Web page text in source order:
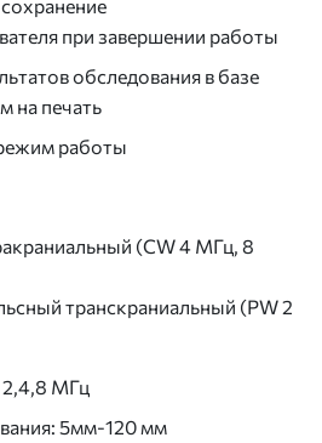
при завершении работы
обследования в базе
на печать
работы
(CW 4 МГц, 8
транскраниальный (PW 2
2,4,8 МГц
5мм-120 мм